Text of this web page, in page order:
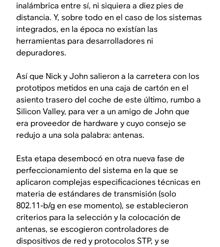
inalámbrica entre sí, ni siquiera a diez pies de
distancia. Y, sobre todo en el caso de los sistemas
integrados, en la época no existían las
herramientas para desarrolladores ni
depuradores.
Así que Nick y John salieron a la carretera con los
prototipos metidos en una caja de cartón en el
asiento trasero del coche de este último, rumbo a
Silicon Valley, para ver a un amigo de John que
era proveedor de hardware y cuyo consejo se
redujo a una sola palabra: antenas.
Esta etapa desembocó en otra nueva fase de
perfeccionamiento del sistema en la que se
aplicaron complejas especificaciones técnicas en
materia de estándares de transmisión (solo
802.11-b/g en ese momento), se establecieron
criterios para la selección y la colocación de
antenas, se escogieron controladores de
dispositivos de red y protocolos STP, y se